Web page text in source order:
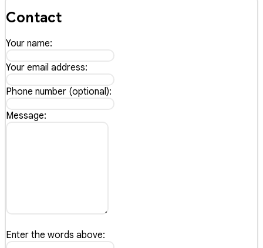
Contact
Your name:
Your email address:
Phone number (optional):
Message:
Enter the words above: